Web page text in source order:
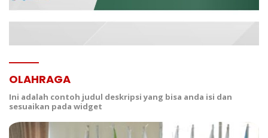
OLAHRAGA
Ini adalah contoh judul deskripsi yang bisa anda isi dan
sesuaikan pada widget